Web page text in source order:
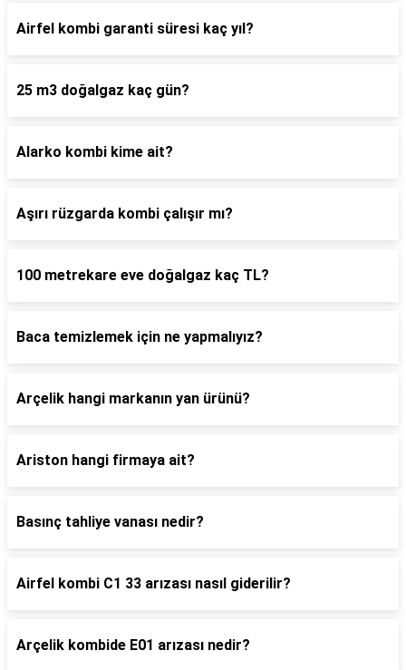
Airfel kombi garanti süresi kaç yıl?
25 m3 doğalgaz kaç gün?
Alarko kombi kime ait?
Aşırı rüzgarda kombi çalışır mı?
100 metrekare eve doğalgaz kaç TL?
Baca temizlemek için ne yapmalıyız?
Arçelik hangi markanın yan ürünü?
Ariston hangi firmaya ait?
Basınç tahliye vanası nedir?
Airfel kombi C1 33 arızası nasıl giderilir?
Arçelik kombide E01 arızası nedir?